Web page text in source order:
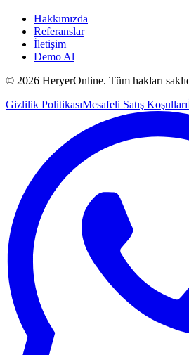
Hakkımızda
Referanslar
İletişim
Demo Al
© 2026 HeryerOnline. Tüm hakları
Gizlilik PolitikasıMesafeli Satış Koşulları